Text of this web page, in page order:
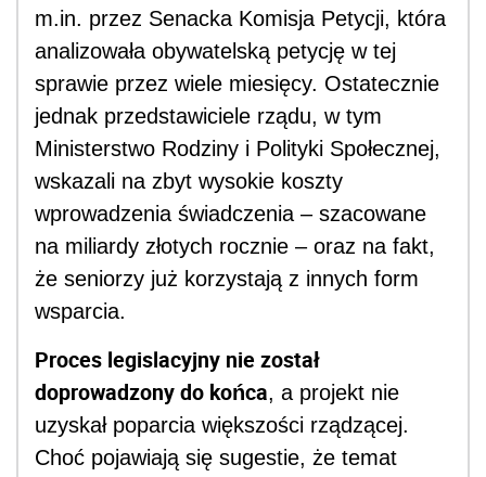
m.in. przez Senacka Komisja Petycji, która
analizowała obywatelską petycję w tej
sprawie przez wiele miesięcy. Ostatecznie
jednak przedstawiciele rządu, w tym
Ministerstwo Rodziny i Polityki Społecznej,
wskazali na zbyt wysokie koszty
wprowadzenia świadczenia – szacowane
na miliardy złotych rocznie – oraz na fakt,
że seniorzy już korzystają z innych form
wsparcia.
Proces legislacyjny nie został
doprowadzony do końca, a projekt nie
uzyskał poparcia większości rządzącej.
Choć pojawiają się sugestie, że temat